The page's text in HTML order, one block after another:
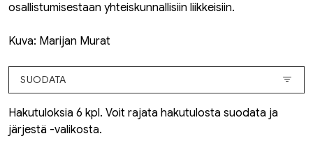
osallistumisestaan yhteiskunnallisiin liikkeisiin.
Kuva: Marijan Murat
SUODATA
Hakutuloksia 6 kpl. Voit rajata hakutulosta suodata ja
järjestä -valikosta.